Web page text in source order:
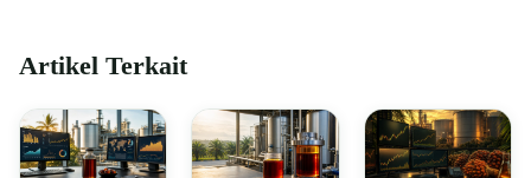
Artikel Terkait